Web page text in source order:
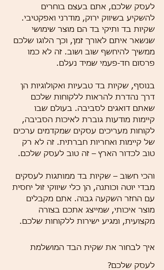
לעסק שלכם, אתם בעצם בוחרים
להשקיע בשיווק ירוק, מודרני ואפקטיבי.
שקיות בד ותיקי בד הם מוצר שימושי
שנשאר איתם לאורך זמן, וכך הלוגו שלכם
ממשיך להיחשף שוב ושוב. זה לא כמו
פרסום חד-פעמי שמיד נעלם.
בנוסף, שקיות בד טבעיות ואקולוגיות הן
דרך נהדרת להראות ללקוחות שלכם
שאתם דואגים לסביבה. בעולם שבו
קיימות מודעות גוברת לאיכות הסביבה,
לקוחות מעריכים עסקים שמקדמים ערכים
של קיימות ואחריות חברתית. זה לא רק
טוב לכדור הארץ – זה טוב לעסק שלכם.
והכי חשוב – שקיות בד ממותגות לעסקים
מבדי יוטה וכותנה, הן כלי שיווקי זול יחסית
עם החזר השקעה גבוה. אתם מקבלים
מוצר איכותי, שמייצג אתכם בצורה
מקצועית, ומגיע ישירות ללקוחות שלכם.
איך לבחור את שקית הבד המושלמת
לעסק שלכם?